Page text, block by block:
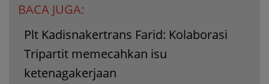
BACA JUGA:
Plt Kadisnakertrans Farid: Kolaborasi
Tripartit memecahkan isu
ketenagakerjaan